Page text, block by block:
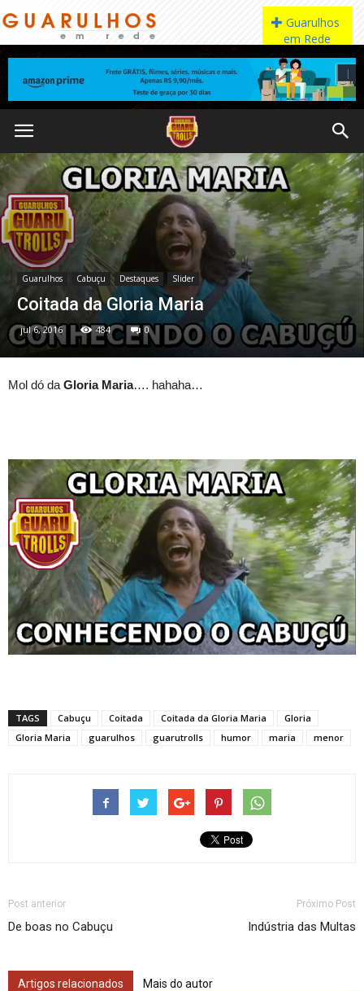
Guarulhos Cabuçu Destaques Slider
Coitada da Gloria Maria
jul 6, 2016 484 0
Mol dó da Gloria Maria…. hahaha…
TAGS Cabuçu Coitada Coitada da Gloria Maria
Gloria
Gloria Maria
guarulhos guarutrolls humor maria menor
Post anterior
De boas no Cabuçu
Próximo Post
Indústria das Multas
Artigos relacionados Mais do autor